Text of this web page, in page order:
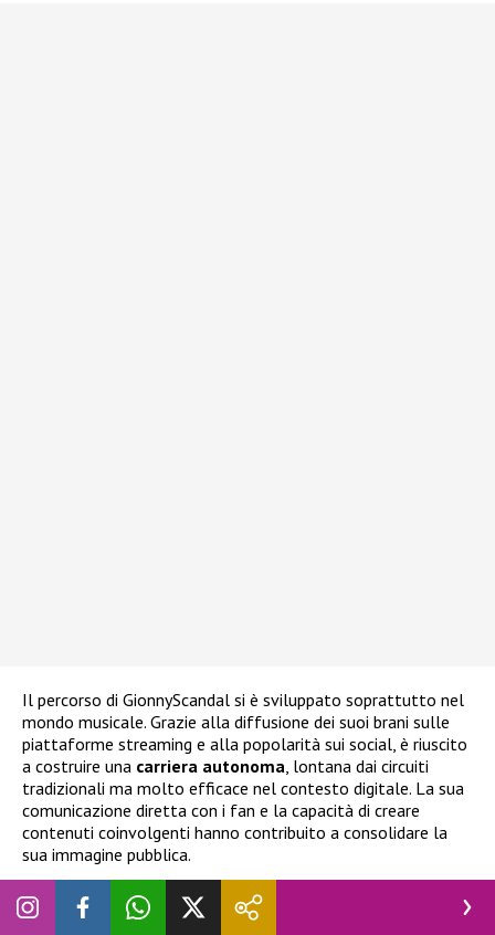
Il percorso di GionnyScandal si è sviluppato soprattutto nel
mondo musicale. Grazie alla diffusione dei suoi brani sulle
piattaforme streaming e alla popolarità sui social, è riuscito
a costruire una carriera autonoma, lontana dai circuiti
tradizionali ma molto efficace nel contesto digitale. La sua
comunicazione diretta con i fan e la capacità di creare
contenuti coinvolgenti hanno contribuito a consolidare la
sua immagine pubblica.
Vita privata e fidanzata